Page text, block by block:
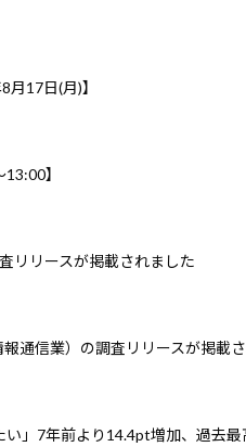
17日(月)】
】
リリースが掲載されました
通信業）の調査リリースが掲載
い」7年前より14.4pt増加、過去最